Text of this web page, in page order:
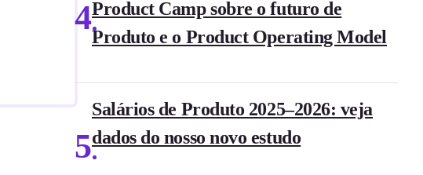
4Product Camp sobre o futuro de
Produto e o Product Operating Model
5
Salários de Produto 2025–2026: veja
dados do nosso novo estudo